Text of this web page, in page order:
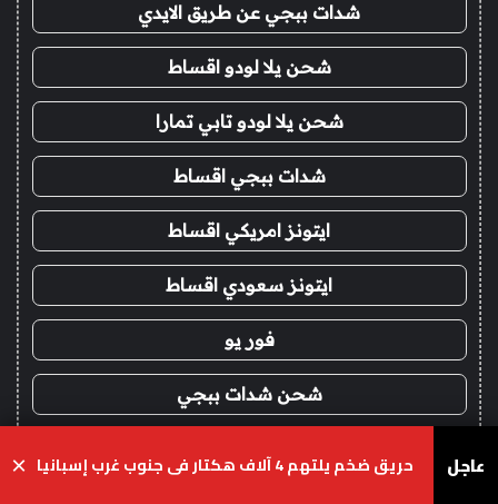
شدات ببجي عن طريق الايدي
شحن يلا لودو اقساط
شحن يلا لودو تابي تمارا
شدات ببجي اقساط
ايتونز امريكي اقساط
ايتونز سعودي اقساط
فور يو
شحن شدات ببجي
عاجل حريق ضخم يلتهم 4 آلاف هكتار في جنوب غرب إسبانيا ×